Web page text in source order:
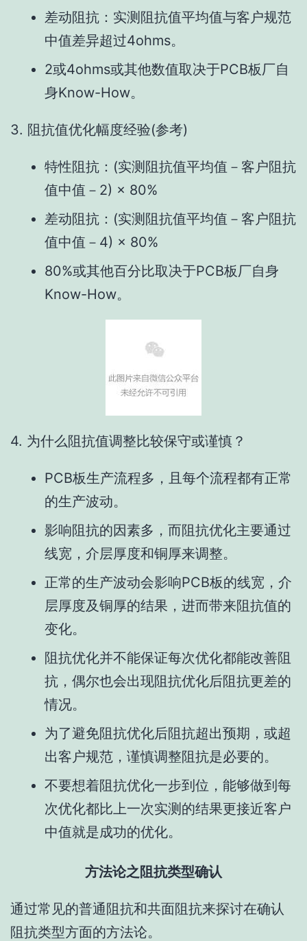
差动阻抗：实测阻抗值平均值与客户规范
中值差异超过4ohms。
2或4ohms或其他数值取决于PCB板厂自
身Know-How。
3. 阻抗值优化幅度经验(参考)
特性阻抗：(实测阻抗值平均值－客户阻抗
值中值－2) × 80%
差动阻抗：(实测阻抗值平均值－客户阻抗
值中值－4) × 80%
80%或其他百分比取决于PCB板厂自身
Know-How。
4. 为什么阻抗值调整比较保守或谨慎？
PCB板生产流程多，且每个流程都有正常
的生产波动。
影响阻抗的因素多，而阻抗优化主要通过
线宽，介层厚度和铜厚来调整。
正常的生产波动会影响PCB板的线宽，介
层厚度及铜厚的结果，进而带来阻抗值的
变化。
阻抗优化并不能保证每次优化都能改善阻
抗，偶尔也会出现阻抗优化后阻抗更差的
情况。
为了避免阻抗优化后阻抗超出预期，或超
出客户规范，谨慎调整阻抗是必要的。
不要想着阻抗优化一步到位，能够做到每
次优化都比上一次实测的结果更接近客户
中值就是成功的优化。
方法论之阻抗类型确认
通过常见的普通阻抗和共面阻抗来探讨在确认
阻抗类型方面的方法论。